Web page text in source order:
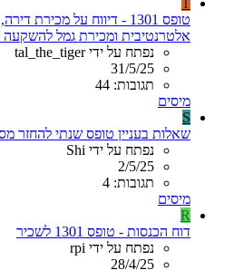
T
טופס 1301 - דיווח על
אלטרנטיבית ומכירת גמל להשקעה
נפתח על ידי tal_the_tiger
31/5/25
תגובות: 44
מיסים
S
שאלות בעניין טופס שנתי להחזר
נפתח על ידי Shi
2/5/25
תגובות: 4
מיסים
R
דוח הכנסות - טופס 1301 לשכיר
נפתח על ידי rpi
28/4/25